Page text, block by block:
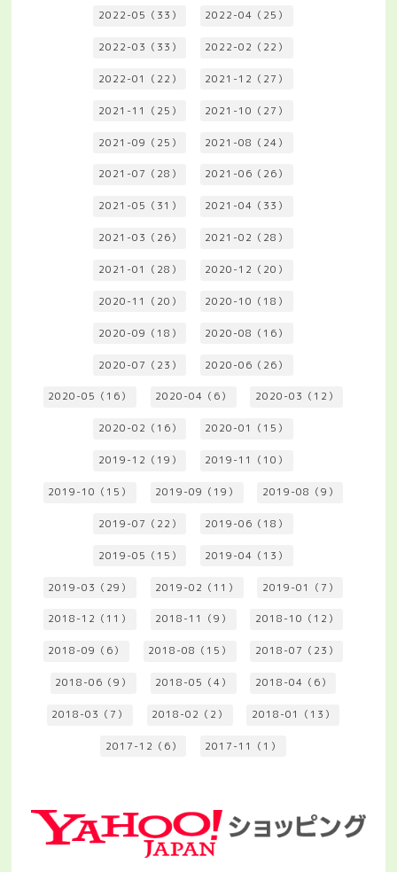
2022-05（33） 2022-04（25）
2022-03（33） 2022-02（22）
2022-01（22） 2021-12（27）
2021-11（25） 2021-10（27）
2021-09（25） 2021-08（24）
2021-07（28） 2021-06（26）
2021-05（31） 2021-04（33）
2021-03（26） 2021-02（28）
2021-01（28） 2020-12（20）
2020-11（20） 2020-10（18）
2020-09（18） 2020-08（16）
2020-07（23） 2020-06（26）
2020-05（16） 2020-04（6） 2020-03（12）
2020-02（16） 2020-01（15）
2019-12（19） 2019-11（10）
2019-10（15） 2019-09（19） 2019-08（9）
2019-07（22） 2019-06（18）
2019-05（15） 2019-04（13）
2019-03（29） 2019-02（11） 2019-01（7）
2018-12（11） 2018-11（9） 2018-10（12）
2018-09（6） 2018-08（15） 2018-07（23）
2018-06（9） 2018-05（4） 2018-04（6）
2018-03（7） 2018-02（2） 2018-01（13）
2017-12（6） 2017-11（1）